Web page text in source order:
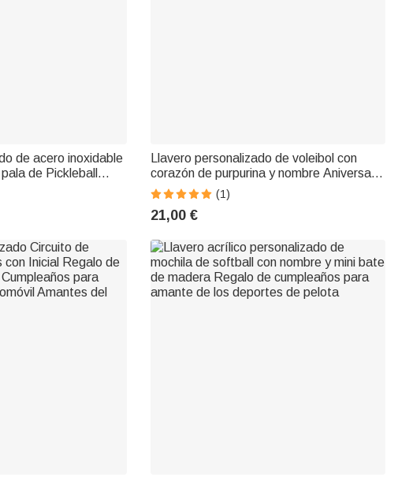
de acero inoxidable
de Pickleball
colgante de
mochila Reg
Llavero personalizado de voleibol con
corazón de purpurina y nombre Aniversario
Cumpleaños Regalo para los amantes del
voleibol
(1)
21,00 €